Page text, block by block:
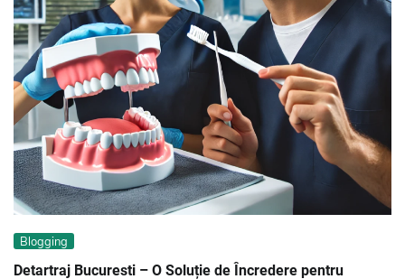
Blogging
Detartraj Bucuresti – O Soluție de Încredere pentru